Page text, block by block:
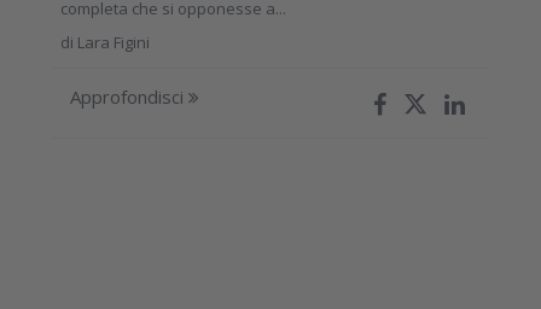
completa che si opponesse a...
di Lara Figini
Approfondisci